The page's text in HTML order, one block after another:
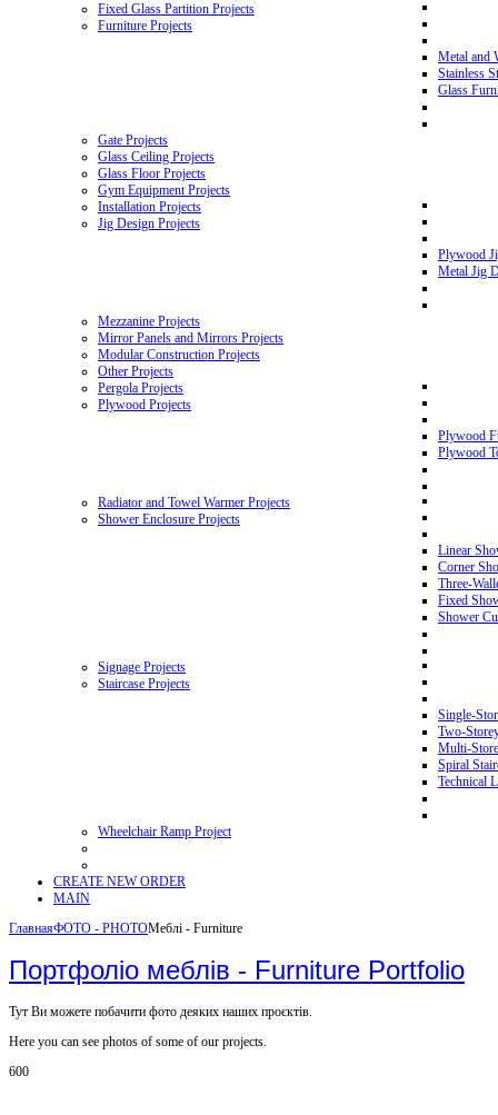
Fixed Glass Partition Projects
Furniture Projects
Metal and
Stainless
Glass
Gate Projects
Glass Ceiling Projects
Glass Floor Projects
Gym Equipment Projects
Installation Projects
Jig Design Projects
Plywood
Metal Jig
Mezzanine Projects
Mirror Panels and Mirrors Projects
Modular Construction Projects
Other Projects
Pergola Projects
Plywood Projects
Plywood
Plywood
Radiator and Towel Warmer Projects
Shower Enclosure Projects
Linear
Corner
Three-
Fixed
Shower
Signage Projects
Staircase Projects
Single-
Two-
Multi-
Spiral
Technical
Wheelchair Ramp Project
CREATE NEW ORDER
MAIN
ГлавнаяФОТО - PHOTOМеблі - Furniture
Портфоліо меблів - Furniture Portfolio
Тут Ви можете побачити фото деяких наших проєктів.
Here you can see photos of some of our projects.
600